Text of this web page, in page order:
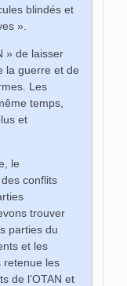
blindés et
».
» de laisser
la guerre et de
Les
temps,
et
le
conflits
trouver
parties du
et les
retenue les
de l’OTAN et